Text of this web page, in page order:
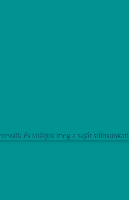
és találjuk meg a saját stílusunkat!